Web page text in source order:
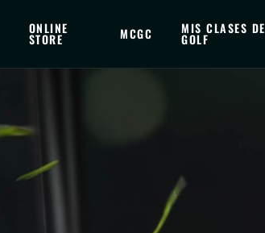
ONLINE
STORE MCGC MIS CLASES DE
GOLF